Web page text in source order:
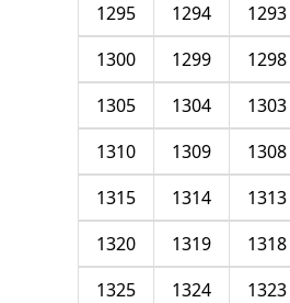
1293
1294
1295
1298
1299
1300
1303
1304
1305
1308
1309
1310
1313
1314
1315
1318
1319
1320
1323
1324
1325